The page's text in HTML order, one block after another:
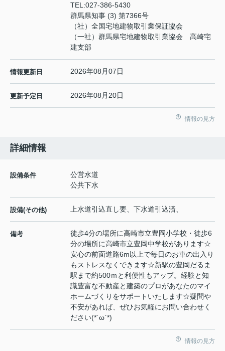
TEL:027-386-5430
群馬県知事 (3) 第7366号
（社）全国宅地建物取引業保証協会
（一社）群馬県宅地建物取引業協会 高崎宅
建支部
情報更新日 2026年08月07日
更新予定日 2026年08月20日
情報の見方
詳細情報
設備条件
公営水道
公共下水
設備(その他) 上水道引込直し要、下水道引込済、
備考
徒歩4分の場所に高崎市立豊岡小学校・徒歩6
分の場所に高崎市立豊岡中学校があります☆
安心の前面道路6m以上で毎日のお車の出入り
もストレスなくできます☆新駅の豊岡だるま
駅まで約500ｍと利便性もアップ。経験と知
識豊富な不動産と建築のプロがあなたのマイ
ホームづくりをサポートいたします☆疑問や
不安があれば、ぜひお気軽にお問い合わせく
ださい(*´ω`*)
情報の見方